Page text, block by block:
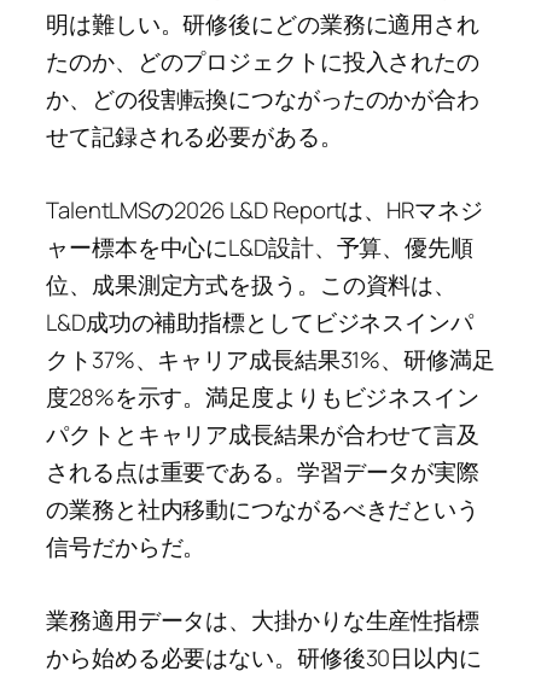
明は難しい。研修後にどの業務に適用され
たのか、どのプロジェクトに投入されたの
か、どの役割転換につながったのかが合わ
せて記録される必要がある。
TalentLMSの2026 L&D Reportは、HRマネジ
ャー標本を中心にL&D設計、予算、優先順
位、成果測定方式を扱う。この資料は、
L&D成功の補助指標としてビジネスインパ
クト37%、キャリア成長結果31%、研修満足
度28%を示す。満足度よりもビジネスイン
パクトとキャリア成長結果が合わせて言及
される点は重要である。学習データが実際
の業務と社内移動につながるべきだという
信号だからだ。
業務適用データは、大掛かりな生産性指標
から始める必要はない。研修後30日以内に